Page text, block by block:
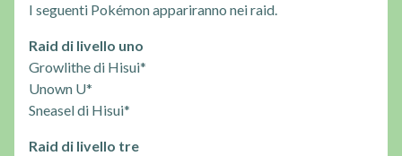
I seguenti Pokémon appariranno nei raid.
Raid di livello uno
Growlithe di Hisui*
Unown U*
Sneasel di Hisui*
Raid di livello tre